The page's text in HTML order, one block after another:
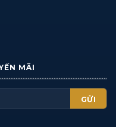
MÃI
GỬI